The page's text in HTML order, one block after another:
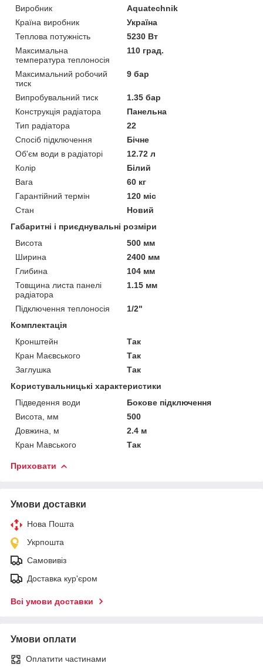
Виробник
Aquatechnik
Країна виробник
Україна
Теплова потужність
5230 Вт
Максимальна
температура теплоносія
110 град.
Максимальний робочий
тиск
9 бар
Випробувальний тиск
1.35 бар
Конструкція радіатора
Панельна
Тип радіатора
22
Спосіб підключення
Бічне
Об'єм води в радіаторі
12.72 л
Колір
Білий
Вага
60 кг
Гарантійний термін
120 міс
Стан
Новий
Габаритні і приєднувальні розміри
Висота
500 мм
Ширина
2400 мм
Глибина
104 мм
Товщина листа панелі
радіатора
1.15 мм
Підключення теплоносія
1/2"
Комплектація
Кронштейн
Так
Кран Маєвського
Так
Заглушка
Так
Користувальницькі характеристики
Підведення води
Бокове підключення
Висота, мм
500
Довжина, м
2.4 м
Кран Мавського
Так
Приховати
Умови доставки
Нова Пошта
Укрпошта
Самовивіз
Доставка кур'єром
Всі умови доставки
Умови оплати
Оплатити частинами